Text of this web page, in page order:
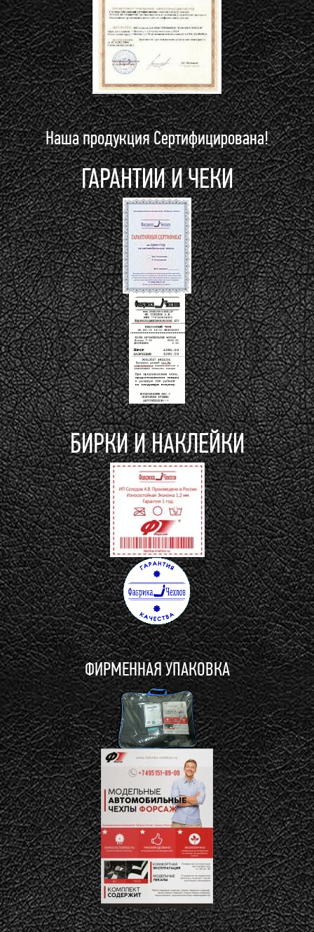
Наша продукция Сертифицирована!
ГАРАНТИИ И ЧЕКИ
БИРКИ И НАКЛЕЙКИ
ФИРМЕННАЯ УПАКОВКА